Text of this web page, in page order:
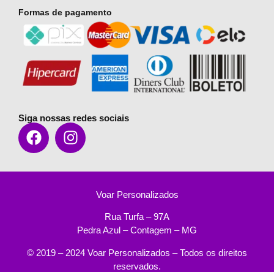
Formas de pagamento
Siga nossas redes sociais
Voar Personalizados
Rua Turfa – 97A
Pedra Azul – Contagem – MG
© 2019 – 2024 Voar Personalizados – Todos os direitos
reservados.